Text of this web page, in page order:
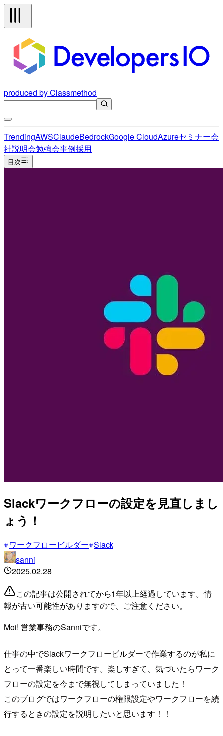
produced by Classmethod
TrendingAWSClaudeBedrockGoogle CloudAzureセミナー会
社説明会勉強会事例採用
目次
Slackワークフローの設定を見直しまし
ょう！
ワークフロービルダー Slack
sanni
2025.02.28
この記事は公開されてから1年以上経過しています。情
報が古い可能性がありますので、ご注意ください。
Moi! 営業事務のSanniです。
仕事の中でSlackワークフロービルダーで作業するのが私に
とって一番楽しい時間です。楽しすぎて、気づいたらワーク
フローの設定を今まで無視してしまっていました！
このブログではワークフローの権限設定やワークフローを続
行するときの設定を説明したいと思います！！